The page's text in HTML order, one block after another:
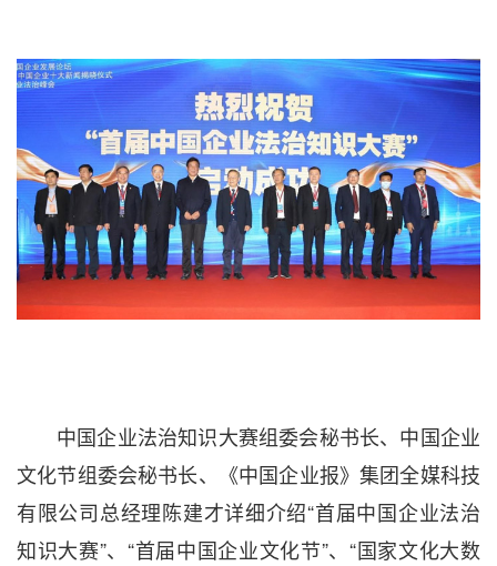
中国企业法治知识大赛组委会秘书长、中国企业
文化节组委会秘书长、《中国企业报》集团全媒科技
有限公司总经理陈建才详细介绍“首届中国企业法治
知识大赛”、“首届中国企业文化节”、“国家文化大数